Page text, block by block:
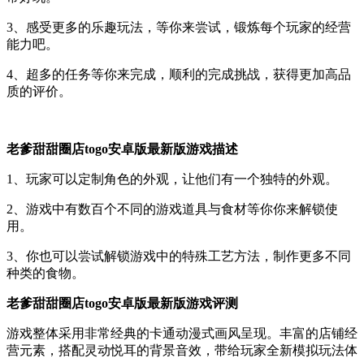
3、感受更多的乐趣玩法，等你来尝试，锻炼每个玩家的经营
能力吧。
4、超多的任务等你来完成，顺利的完成挑战，获得更加高品
质的评价。
老爹甜甜圈店togo安卓版最新版游戏描述
1、玩家可以定制角色的外观，让他们有一个独特的外观。
2、游戏中有数百个不同的游戏道具与食材等你你来解锁使
用。
3、你也可以尝试解锁游戏中的特殊工艺方法，制作更多不同
种类的食物。
老爹甜甜圈店togo安卓版最新版游戏评测
游戏整体采用非常经典的卡通动漫式画风呈现。丰富的店铺经
营元素，搭配灵动悦耳的背景音效，带给玩家全新模拟玩法体